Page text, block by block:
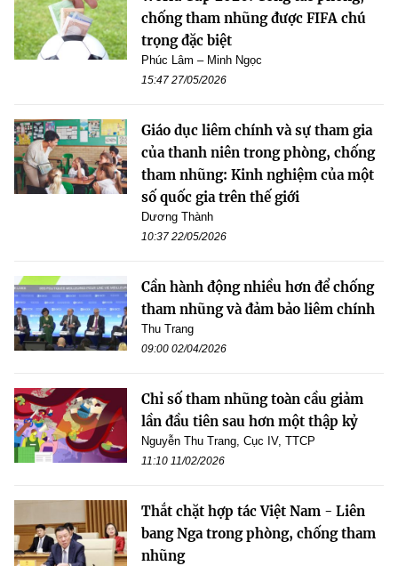
chống tham nhũng được FIFA chú
trọng đặc biệt
Phúc Lâm – Minh Ngọc
15:47 27/05/2026
Giáo dục liêm chính và sự tham gia
của thanh niên trong phòng, chống
tham nhũng: Kinh nghiệm của một
số quốc gia trên thế giới
Dương Thành
10:37 22/05/2026
Cần hành động nhiều hơn để chống
tham nhũng và đảm bảo liêm chính
Thu Trang
09:00 02/04/2026
Chỉ số tham nhũng toàn cầu giảm
lần đầu tiên sau hơn một thập kỷ
Nguyễn Thu Trang, Cục IV, TTCP
11:10 11/02/2026
Thắt chặt hợp tác Việt Nam - Liên
bang Nga trong phòng, chống tham
nhũng